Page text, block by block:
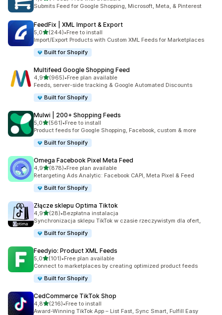
Łączna liczba recenzji: 4352
Submits Feed for Google Shopping, Microsoft, Meta, & Pinterest
FeedFix | XML Import & Export
5,0na 5 gwiazdek
(244)
Łączna liczba recenzji: 244
•Free to install
Import/Export Products with Custom XML Feeds for Marketplaces
Built for Shopify
Multifeed Google Shopping Feed
4,9na 5 gwiazdek
(965)
Łączna liczba recenzji: 965
•Free plan available
Feeds, server-side tracking & Google Automated Discounts
Built for Shopify
Mulwi | 200+ Shopping Feeds
5,0na 5 gwiazdek
(561)
Łączna liczba recenzji: 561
•Free to install
Product feeds for Google Shopping, Facebook, custom & more
Built for Shopify
Omega Facebook Pixel Meta Feed
4,9na 5 gwiazdek
(878)
Łączna liczba recenzji: 878
•Free plan available
Retargeting Ads Analytic: Facebook CAPI, Meta Pixel & Feed
Built for Shopify
Złącze sklepu Optima Tiktok
4,9na 5 gwiazdek
(28)
Łączna liczba recenzji: 28
•Bezpłatna instalacja
Synchronizacja sklepu TikTok w czasie rzeczywistym dla ofert,
Built for Shopify
Feedyio: Product XML Feeds
5,0na 5 gwiazdek
(101)
Łączna liczba recenzji: 101
•Free plan available
Connect to marketplaces by creating optimized product feeds
Built for Shopify
CedCommerce TikTok Shop
4,8na 5 gwiazdek
(216)
Łączna liczba recenzji: 216
•Free to install
Award-Winning TikTok App – List Fast, Sync Smart, Fulfill Easy